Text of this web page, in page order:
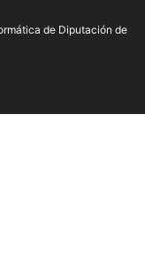
de Diputación de